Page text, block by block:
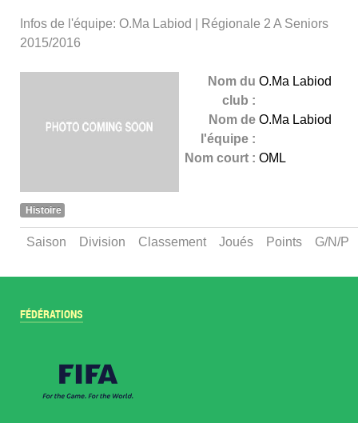
Infos de l'équipe: O.Ma Labiod | Régionale 2 A Seniors
2015/2016
Nom du
club :
O.Ma Labiod
Nom de
l'équipe :
O.Ma Labiod
Nom court : OML
Histoire
Saison Division Classement Joués Points G/N/P
FÉDÉRATIONS